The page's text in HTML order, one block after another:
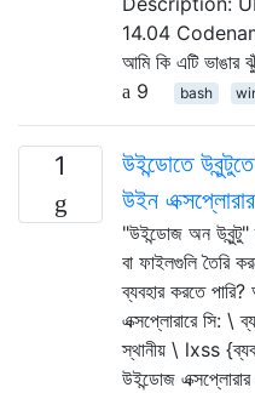
14.04
আমি কি এটি ভাঙার
9
bash
1
উইন্ডোতে
উইন
"উইন্ডোজ অন উবুন্টু"
বা ফাইলগুলি তৈরি
ব্যবহার করতে পারি?
এক্সপ্লোরারে সি: \
স্থানীয় \ lxss
উইন্ডোজ এক্সপ্লোরার